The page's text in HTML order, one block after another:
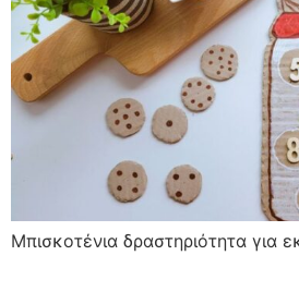
Μπισκοτένια δραστηριότητα για